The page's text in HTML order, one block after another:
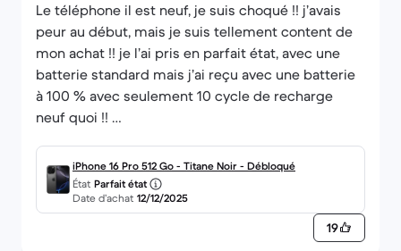
Le téléphone il est neuf, je suis choqué !! j’avais
peur au début, mais je suis tellement content de
mon achat !! je l’ai pris en parfait état, avec une
batterie standard mais j’ai reçu avec une batterie
à 100 % avec seulement 10 cycle de recharge
neuf quoi !!
Et j’ai même la garantie Apple care encore !
iPhone 16 Pro 512 Go - Titane Noir - Débloqué
État Parfait état
Date d’achat 12/12/2025
19